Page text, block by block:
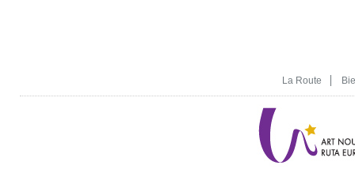
La Route